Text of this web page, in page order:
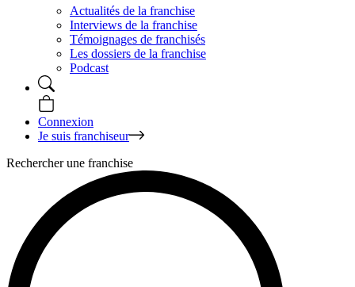
Actualités de la franchise
Interviews de la franchise
Témoignages de franchisés
Les dossiers de la franchise
Podcast
Connexion
Je suis franchiseur
Rechercher une franchise